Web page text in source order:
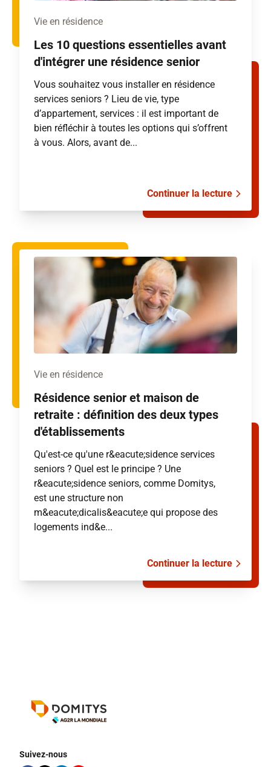
Vie en résidence
Les 10 questions essentielles avant
d'intégrer une résidence senior
Vous souhaitez vous installer en résidence
services seniors ? Lieu de vie, type
d’appartement, services : il est important de
bien réfléchir à toutes les options qui s’offrent
à vous. Alors, avant de...
Continuer la lecture
Vie en résidence
Résidence senior et maison de
retraite : définition des deux types
d'établissements
Qu'est-ce qu'une r&eacute;sidence services
seniors ? Quel est le principe ? Une
r&eacute;sidence seniors, comme Domitys,
est une structure non
m&eacute;dicalis&eacute;e qui propose des
logements ind&e...
Continuer la lecture
Suivez-nous